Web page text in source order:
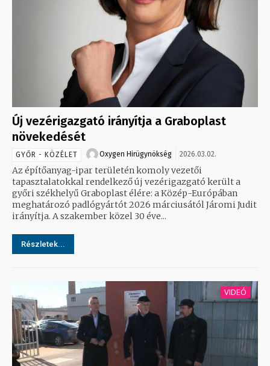
Új vezérigazgató irányítja a Graboplast
növekedését
GYŐR - KÖZÉLET Oxygen Hirügynökség 2026.03.02.
Az építőanyag-ipar területén komoly vezetői
tapasztalatokkal rendelkező új vezérigazgató került a
győri székhelyű Graboplast élére: a Közép-Európában
meghatározó padlógyártót 2026 márciusától Járomi Judit
irányítja. A szakember közel 30 éve...
Részletek...
VIDEÓ